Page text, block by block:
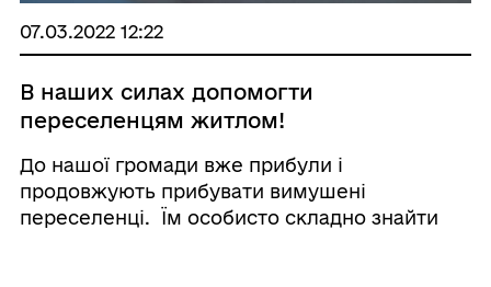
07.03.2022 12:22
В наших силах допомогти
переселенцям житлом!
До нашої громади вже прибули і
продовжують прибувати вимушені
переселенці. Їм особисто складно знайти